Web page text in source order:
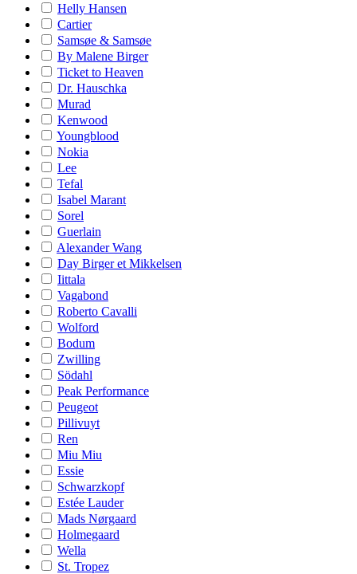
Helly Hansen
Cartier
Samsøe & Samsøe
By Malene Birger
Ticket to Heaven
Dr. Hauschka
Murad
Kenwood
Youngblood
Nokia
Lee
Tefal
Isabel Marant
Sorel
Guerlain
Alexander Wang
Day Birger et Mikkelsen
Iittala
Vagabond
Roberto Cavalli
Wolford
Bodum
Zwilling
Södahl
Peak Performance
Peugeot
Pillivuyt
Ren
Miu Miu
Essie
Schwarzkopf
Estée Lauder
Mads Nørgaard
Holmegaard
Wella
St. Tropez